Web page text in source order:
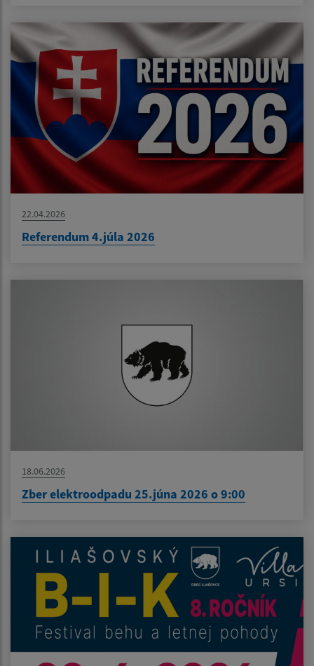
22.04.2026
Referendum 4.júla 2026
18.06.2026
Zber elektroodpadu 25.júna 2026 o 9:00